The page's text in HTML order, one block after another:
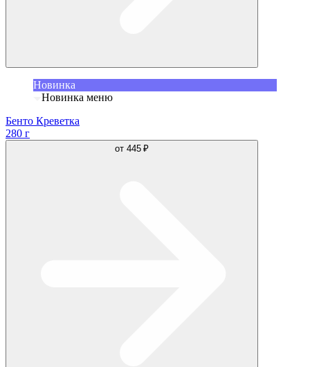
Новинка
Новинка меню
Бенто Креветка
280 г
от 445 ₽